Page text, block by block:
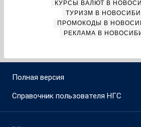
КУРСЫ ВАЛЮТ В
ТУРИЗМ В
ПРОМОКОДЫ В
РЕКЛАМА В
Полная версия
Справочник пользователя НГС